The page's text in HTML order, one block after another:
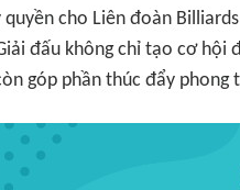
quyền cho Liên đoàn
đấu không chỉ tạo cơ hội
góp phần thúc đẩy